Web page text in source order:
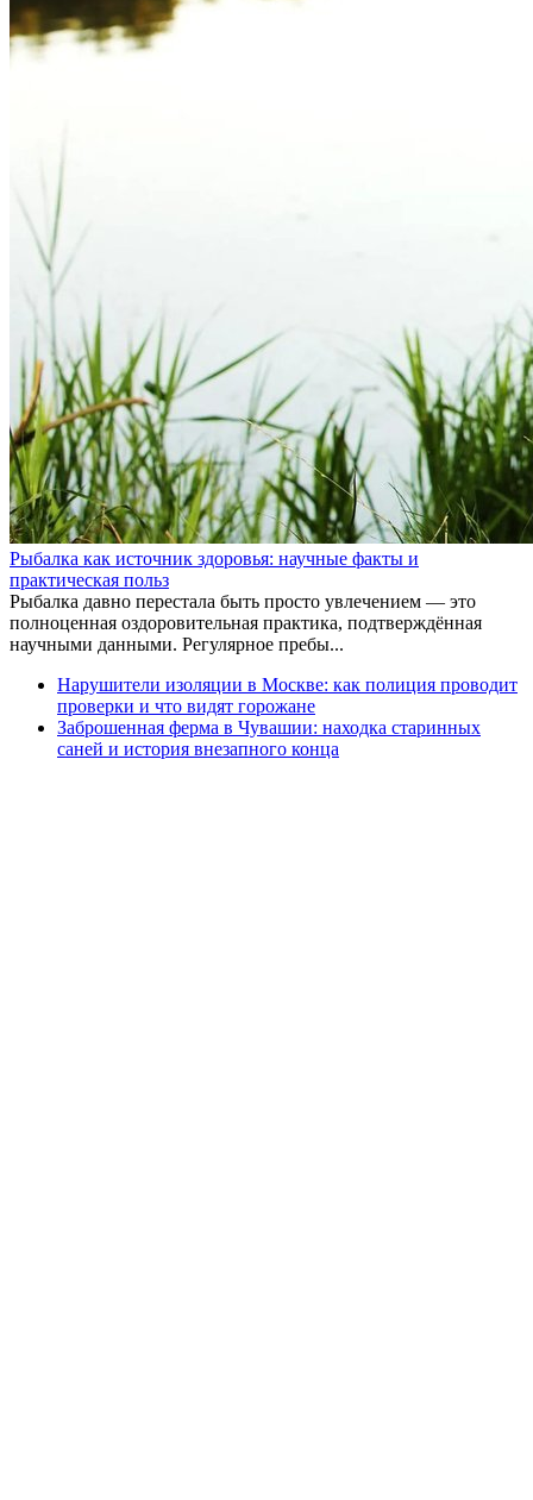
Рыбалка как источник здоровья: научные факты и
практическая польз
Рыбалка давно перестала быть просто увлечением — это
полноценная оздоровительная практика, подтверждённая
научными данными. Регулярное пребы...
Нарушители изоляции в Москве: как полиция проводит
проверки и что видят горожане
Заброшенная ферма в Чувашии: находка старинных
саней и история внезапного конца